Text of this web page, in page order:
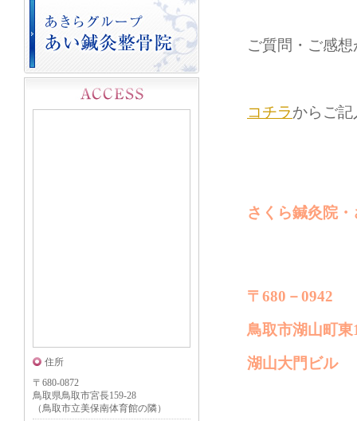
ご質問・ご感
コチラからご
さくら鍼灸院
〒680－0942
鳥取市湖山町東
湖山大門ビル
住所
〒680-0872
鳥取県鳥取市宮長159-28
（鳥取市立美保南体育館の隣）